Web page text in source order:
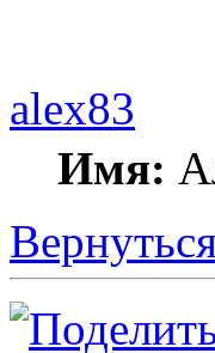
alex83
Имя: